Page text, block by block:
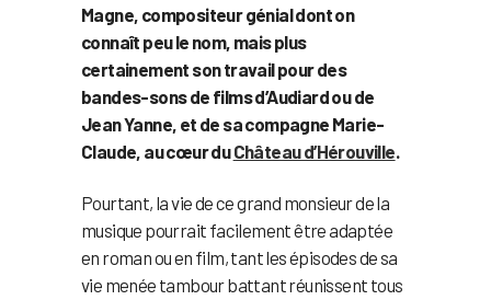
Magne, compositeur génial dont on
connaît peu le nom, mais plus
certainement son travail pour des
bandes-sons de films d’Audiard ou de
Jean Yanne, et de sa compagne Marie-
Claude, au cœur duChâteau d’Hérouville.
Pourtant, la vie de ce grand monsieur de la
musique pourrait facilement être adaptée
en roman ou en film, tant les épisodes de sa
vie menée tambour battant réunissent tous